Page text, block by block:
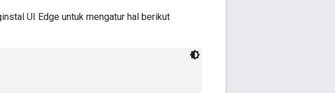
UI Edge untuk mengatur hal berikut